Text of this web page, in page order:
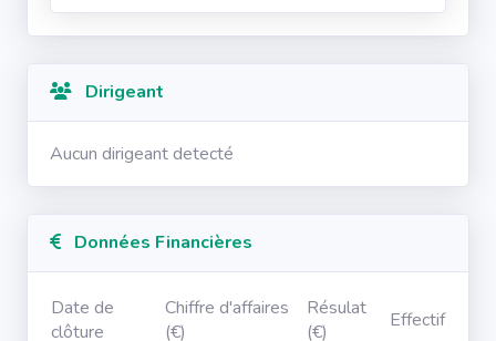
Dirigeant
Aucun dirigeant detecté
Données Financières
Date de
clôture
Chiffre d'affaires
(€)
Résulat
(€)
Effectif